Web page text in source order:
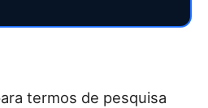
termos de pesquisa